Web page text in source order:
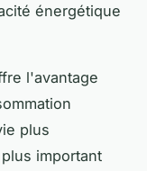
énergétique
l'avantage
plus
important